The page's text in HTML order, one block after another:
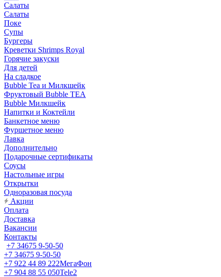
Салаты
Салаты
Поке
Супы
Бургеры
Креветки Shrimps Royal
Горячие закуски
Для детей
На сладкое
Bubble Tea и Милкшейк
Фруктовый Bubble TEA
Bubble Милкшейк
Напитки и Коктейли
Банкетное меню
Фуршетное меню
Лавка
Дополнительно
Подарочные сертификаты
Соусы
Настольные игры
Открытки
Одноразовая посуда
Акции
Оплата
Доставка
Вакансии
Контакты
+7 34675 9-50-50
+7 34675 9-50-50
+7 922 44 89 222МегаФон
+7 904 88 55 050Tele2